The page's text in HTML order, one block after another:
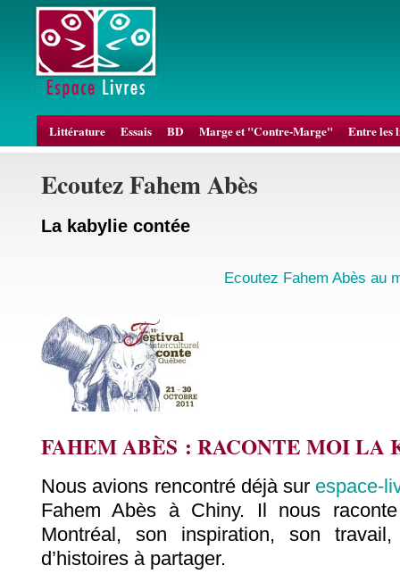
Littérature Essais BD Marge et "Contre-Marge" Entre les
Ecoutez Fahem Abès
La kabylie contée
Ecoutez Fahem Abès au
FAHEM ABÈS : RACONTE MOI LA
Nous avions rencontré déjà sur espace-
Fahem Abès à Chiny. Il nous
Montréal, son inspiration, son
d’histoires à partager.